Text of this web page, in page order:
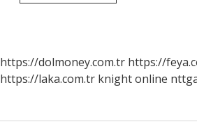
Suyuna
https://dolmoney.com.tr https://
https://laka.com.tr knight online